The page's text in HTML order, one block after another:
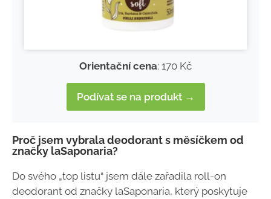
Orientační cena: 170 Kč
Podívat se na produkt →
Proč jsem vybrala deodorant s měsíčkem od
značky laSaponaria?
Do svého „top listu“ jsem dále zařadila roll-on
deodorant od značky laSaponaria, který poskytuje